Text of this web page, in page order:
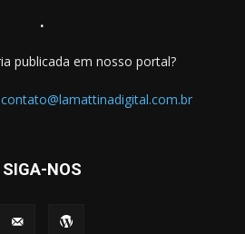
.
publicada em nosso portal?
contato@lamattinadigital.com.br
SIGA-NOS